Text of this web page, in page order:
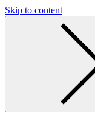
Skip to content